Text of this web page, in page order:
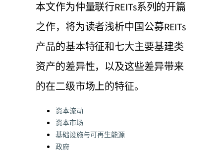
本文作为仲量联行REITs系列的开篇
之作，将为读者浅析中国公募REITs
产品的基本特征和七大主要基建类
资产的差异性，以及这些差异带来
的在二级市场上的特征。
Categories:
资本流动
资本市场
基础设施与可再生能源
政府